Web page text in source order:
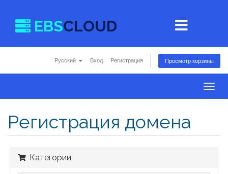
EBSCLOUD
Русский Вход Регистрация Просмотр корзины
Регистрация домена
Категории